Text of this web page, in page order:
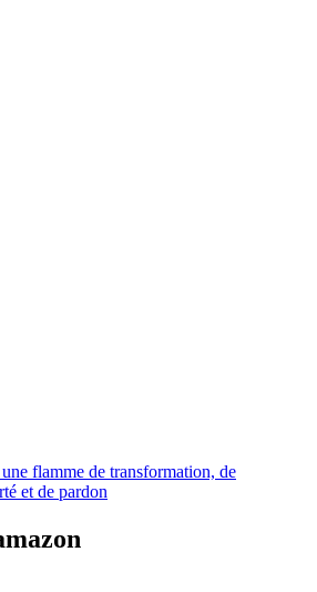
flamme de transformation, de
et de pardon